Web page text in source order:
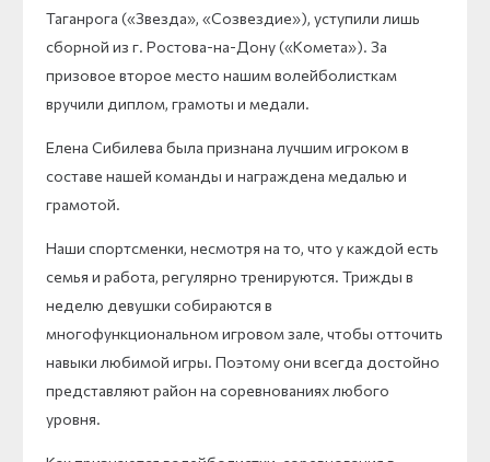
Таганрога («Звезда», «Созвездие»), уступили лишь
сборной из г. Ростова-на-Дону («Комета»). За
призовое второе место нашим волейболисткам
вручили диплом, грамоты и медали.
Елена Сибилева была признана лучшим игроком в
составе нашей команды и награждена медалью и
грамотой.
Наши спортсменки, несмотря на то, что у каждой есть
семья и работа, регулярно тренируются. Трижды в
неделю девушки собираются в
многофункциональном игровом зале, чтобы отточить
навыки любимой игры. Поэтому они всегда достойно
представляют район на соревнованиях любого
уровня.